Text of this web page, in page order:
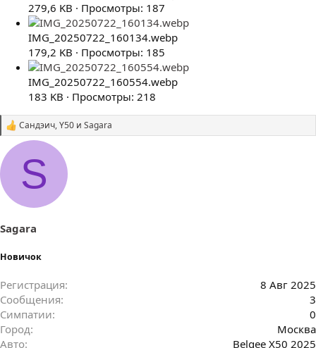
279,6 KB · Просмотры: 187
IMG_20250722_160134.webp
179,2 KB · Просмотры: 185
IMG_20250722_160554.webp
183 KB · Просмотры: 218
С
м
и
Сандэич,Y50 и Sagara
S
Sagara
Новичок
Регистрация
8 Авг 2025
Сообщения
3
Симпатии
0
Город
Москва
Авто
Belgee X50 2025